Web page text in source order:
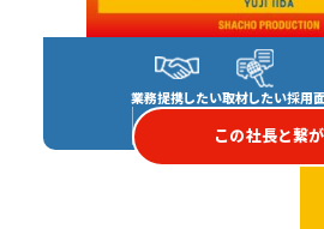
業務提携したい取材したい採用
この社長と繋